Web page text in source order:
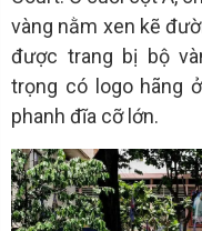
vàng nằm xen kẽ
được trang bị bộ
trọng có logo hãng
phanh đĩa cỡ lớn.